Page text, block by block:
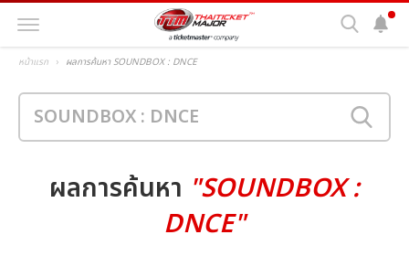
หน้าแรก ผลการค้นหา SOUNDBOX : DNCE
ผลการค้นหา "SOUNDBOX :
DNCE"